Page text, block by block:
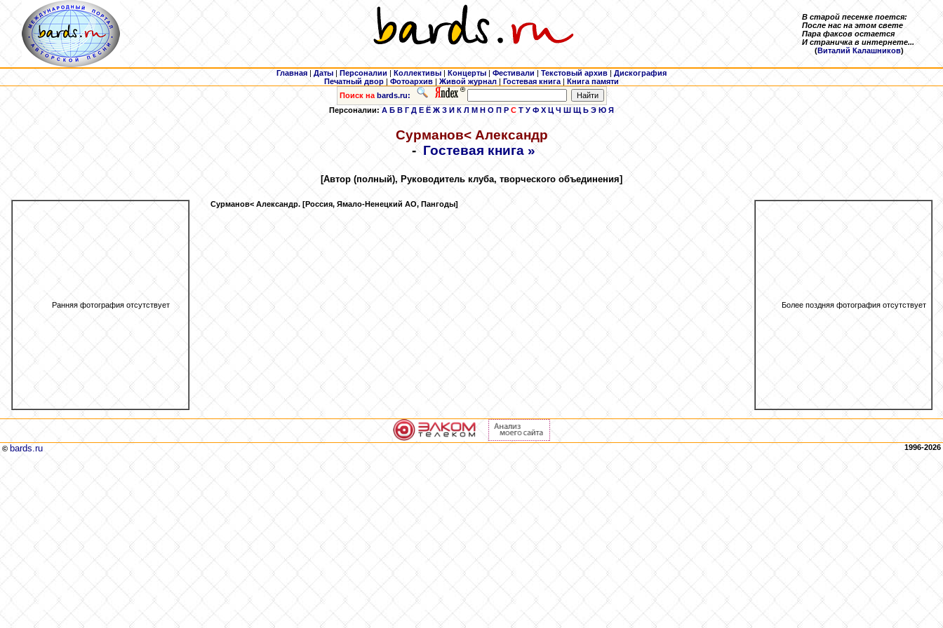
В старой песенке поется:
После нас на этом свете
Пара факсов остается
И страничка в интернете...
(Виталий Калашников)
Главная | Даты | Персоналии | Коллективы | Концерты | Фестивали | Текстовый архив | Дискография
Печатный двор | Фотоархив | Живой журнал | Гостевая книга | Книга памяти
Поиск на bards.ru:
Персоналии:А Б В Г Д Е Ё Ж З И К Л М Н О П Р С Т У Ф Х Ц Ч Ш Щ Ь Э Ю Я
Сурманов< Александр
-Гостевая книга »
[Автор (полный), Руководитель клуба, творческого объединения]
Ранняя фотография отсутствует Более поздняя фотография отсутствует
Сурманов< Александр. [Россия, Ямало-Ненецкий АО, Пангоды]
© bards.ru 1996-2026